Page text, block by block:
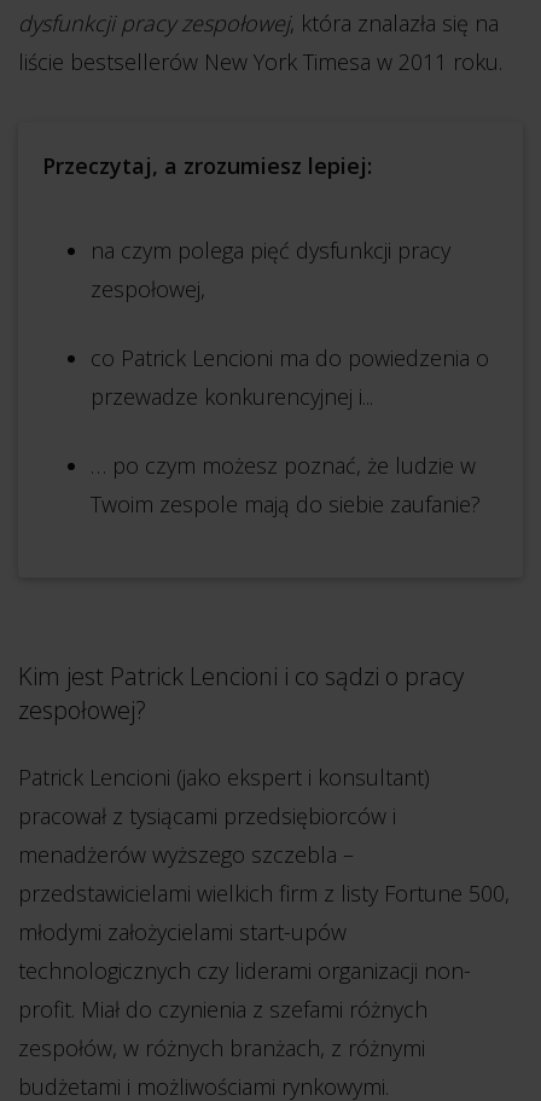
dysfunkcji pracy zespołowej, która znalazła się na
liście bestsellerów New York Timesa w 2011 roku.
Przeczytaj, a zrozumiesz lepiej:
na czym polega pięć dysfunkcji pracy
zespołowej,
co Patrick Lencioni ma do powiedzenia o
przewadze konkurencyjnej i...
… po czym możesz poznać, że ludzie w
Twoim zespole mają do siebie zaufanie?
Kim jest Patrick Lencioni i co sądzi o pracy
zespołowej?
Patrick Lencioni (jako ekspert i konsultant)
pracował z tysiącami przedsiębiorców i
menadżerów wyższego szczebla –
przedstawicielami wielkich firm z listy Fortune 500,
młodymi założycielami start-upów
technologicznych czy liderami organizacji non-
profit. Miał do czynienia z szefami różnych
zespołów, w różnych branżach, z różnymi
budżetami i możliwościami rynkowymi.